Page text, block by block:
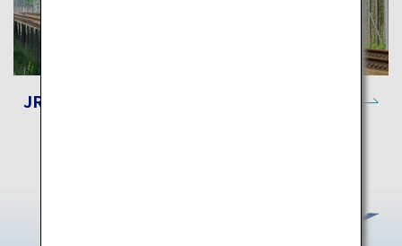
JR東日本公式サイト